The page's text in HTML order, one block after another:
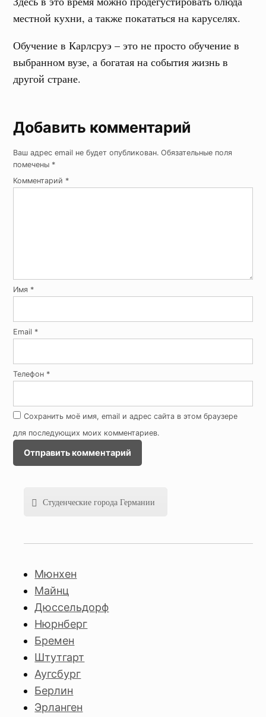
местной кухни, а также покататься на каруселях.
Обучение в Карлсруэ – это не просто обучение в
выбранном вузе, а богатая на события жизнь в
другой стране.
Добавить комментарий
Ваш адрес email не будет опубликован. Обязательные поля
помечены *
Комментарий *
Имя *
Email *
Телефон *
Сохранить моё имя, email и адрес сайта в этом браузере
для последующих моих комментариев.
Студенческие города Германии
Мюнхен
Майнц
Дюссельдорф
Нюрнберг
Бремен
Штутгарт
Аугсбург
Берлин
Эрланген